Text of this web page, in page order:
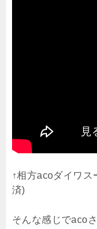
↑相方acoダイワス
済)
そんな感じでaco